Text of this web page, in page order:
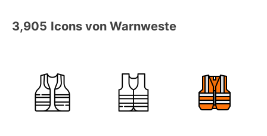
3,905 Icons von Warnweste